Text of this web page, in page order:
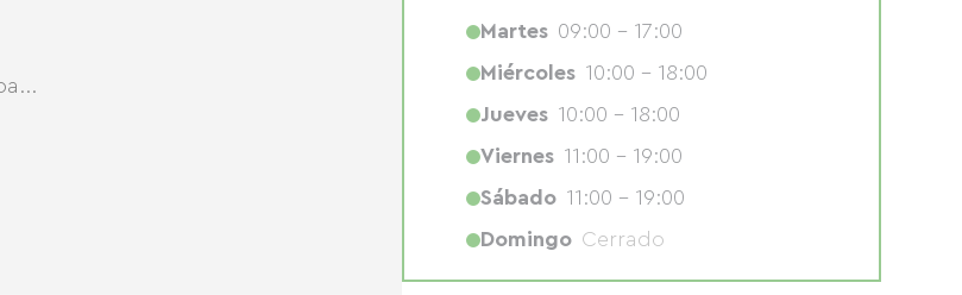
Martes 09:00 - 17:00
Miércoles 10:00 - 18:00
Jueves 10:00 - 18:00
Viernes 11:00 - 19:00
Sábado 11:00 - 19:00
Domingo Cerrado